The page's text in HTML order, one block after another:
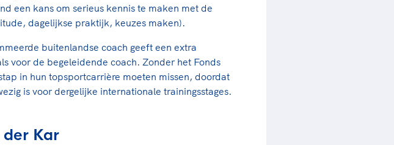
een kans om serieus kennis te maken met de
dagelijkse praktijk, keuzes maken).
buitenlandse coach geeft een extra
voor de begeleidende coach. Zonder het Fonds
in hun topsportcarrière moeten missen, doordat
is voor dergelijke internationale trainingsstages.
Kar